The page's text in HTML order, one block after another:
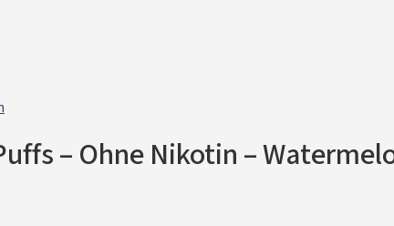
– Ohne Nikotin –